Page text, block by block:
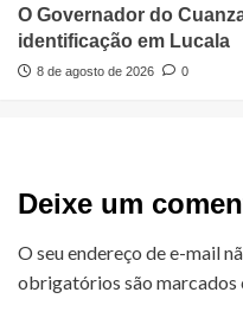
O Governador do
identificação em Lucala
8 de agosto de 2026 0
Deixe um
O seu endereço de e-mail
obrigatórios são marcados